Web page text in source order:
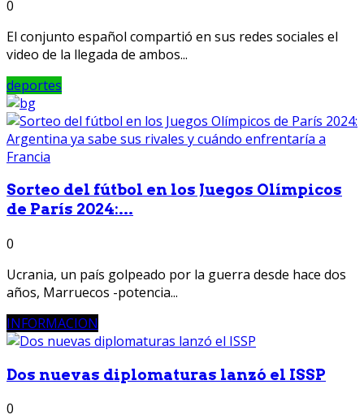
0
El conjunto español compartió en sus redes sociales el
video de la llegada de ambos...
deportes
Sorteo del fútbol en los Juegos Olímpicos
de París 2024:...
0
Ucrania, un país golpeado por la guerra desde hace dos
años, Marruecos -potencia...
INFORMACION
Dos nuevas diplomaturas lanzó el ISSP
0